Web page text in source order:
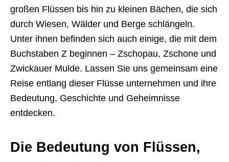
großen Flüssen bis hin zu kleinen Bächen, die sich
durch Wiesen, Wälder und Berge schlängeln.
Unter ihnen befinden sich auch einige, die mit dem
Buchstaben Z beginnen – Zschopau, Zschone und
Zwickauer Mulde. Lassen Sie uns gemeinsam eine
Reise entlang dieser Flüsse unternehmen und ihre
Bedeutung, Geschichte und Geheimnisse
entdecken.
Die Bedeutung von Flüssen,